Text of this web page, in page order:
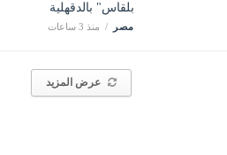
بلقاس" بالدقهلية
مصر منذ 3 ساعات
عرض المزيد